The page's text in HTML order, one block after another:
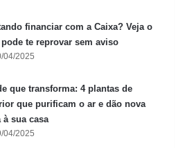
financiar com a Caixa? Veja o
te reprovar sem aviso
04/2025
que transforma: 4 plantas de
que purificam o ar e dão nova
à sua casa
04/2025